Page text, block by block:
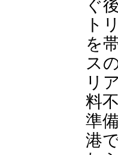
ぐ
ト
を
ス
リ
料
準
港